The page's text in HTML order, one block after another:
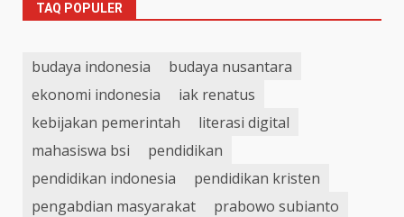
TAQ POPULER
budaya indonesia
budaya nusantara
ekonomi indonesia
iak renatus
kebijakan pemerintah
literasi digital
mahasiswa bsi
pendidikan
pendidikan indonesia
pendidikan kristen
pengabdian masyarakat
prabowo subianto